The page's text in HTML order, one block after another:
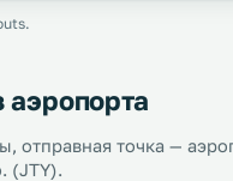
аэропорта
отправная точка —
(JTY).